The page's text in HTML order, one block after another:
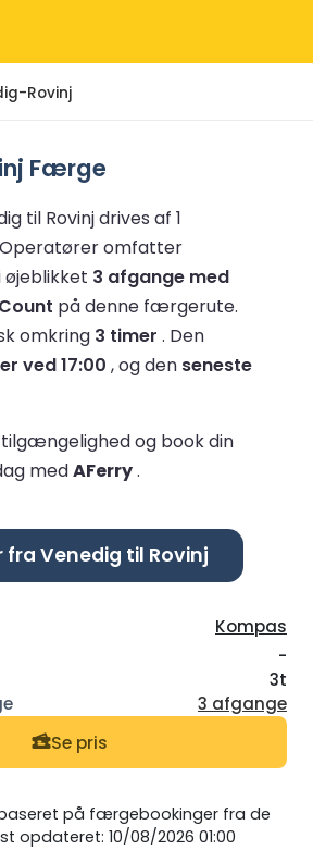
Rovinj
Færge
til Rovinj drives af 1
Operatører omfatter
øjeblikket 3 afgange med
på denne færgerute.
omkring 3 timer . Den
ved 17:00 , og den seneste
og book din
medAFerry.
Venedig til Rovinj
Kompas
-
3t
3 afgange
Se pris
på færgebookinger fra de
opdateret: 10/08/2026 01:00